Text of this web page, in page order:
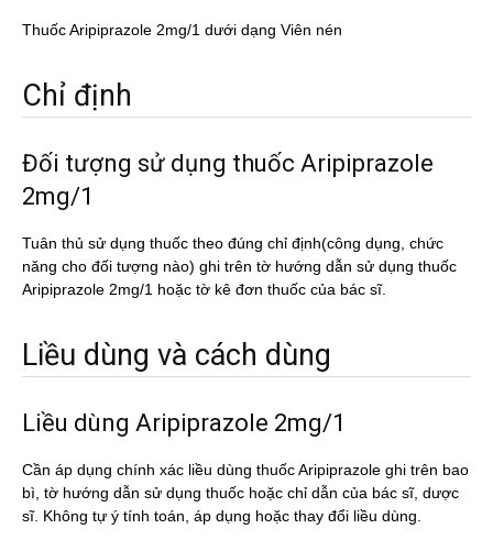
Thuốc Aripiprazole 2mg/1 dưới dạng Viên nén
Chỉ định
Đối tượng sử dụng thuốc Aripiprazole
2mg/1
Tuân thủ sử dụng thuốc theo đúng chỉ định(công dụng, chức
năng cho đối tượng nào) ghi trên tờ hướng dẫn sử dụng thuốc
Aripiprazole 2mg/1 hoặc tờ kê đơn thuốc của bác sĩ.
Liều dùng và cách dùng
Liều dùng Aripiprazole 2mg/1
Cần áp dụng chính xác liều dùng thuốc Aripiprazole ghi trên bao
bì, tờ hướng dẫn sử dụng thuốc hoặc chỉ dẫn của bác sĩ, dược
sĩ. Không tự ý tính toán, áp dụng hoặc thay đổi liều dùng.